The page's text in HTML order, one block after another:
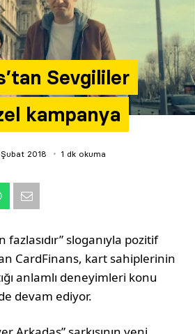
Sevgililer
kampanya
2018 1 dk okuma
fazlasıdır” sloganıyla pozitif
CardFinans, kart sahiplerinin
anlamlı deneyimleri konu
devam ediyor.